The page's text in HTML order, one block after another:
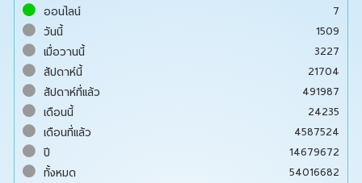
ออนไลน์
7
วันนี้
1509
เมื่อวานนี้
3227
สัปดาห์นี้
21704
สัปดาห์ที่แล้ว
491987
เดือนนี้
24235
เดือนที่แล้ว
4587524
ปี
14679672
ทั้งหมด
54016682